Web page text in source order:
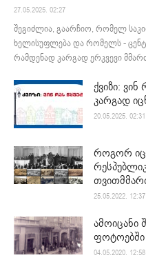
27.05.2025. 02:27
შეგიძლია, გაარჩიო, რომელ
ხელისუფლება და რომელს -
რამდენად კარგად ერკვევი
ქვიზი:
კარგად
20.05.2025. 02:31
როგორ
25.05.2022. 12:37
ამოიცანი
ფოტოებში
04.05.2020. 12:58